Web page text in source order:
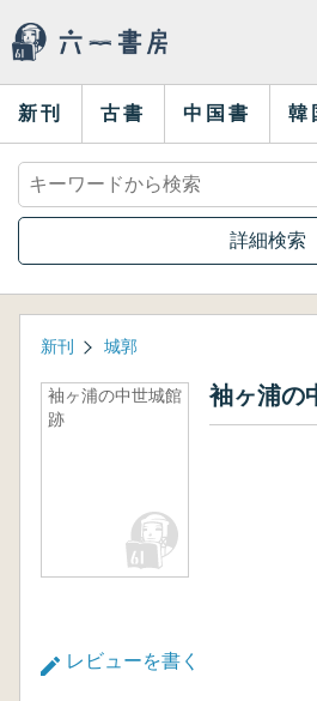
新刊 古書 中国書 韓
詳細検索
新刊 城郭
袖ヶ浦の中世城館
跡
袖ヶ浦の
レビューを書く